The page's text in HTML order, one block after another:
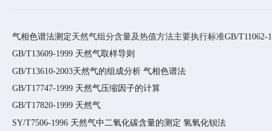
气相色谱法测定天然气组分含量及热值方法主要执行标准GB/T11062-
GB/T13609-1999 天然气取样导则
GB/T13610-2003天然气的组成分析 气相色谱法
GB/T17747-1999 天然气压缩因子的计算
GB/T17820-1999 天然气
SY/T7506-1996 天然气中二氧化碳含量的测定 氢氧化钡法